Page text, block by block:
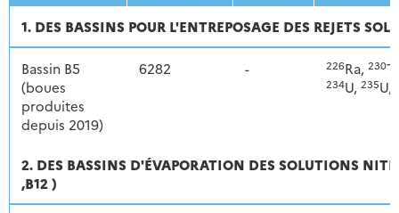
1. DES BASSINS POUR L'ENTREPOSAGE DES REJETS
Bassin B5
(boues
produites
depuis 2019)
6282 - 226Ra, 230
234U, 235U,
2. DES BASSINS D'ÉVAPORATION DES SOLUTIONS
,B12 )